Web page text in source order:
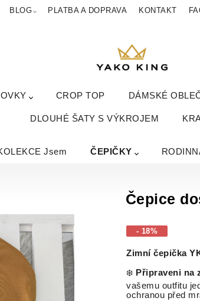
BLOG PLATBA A DOPRAVA KONTAKT
CROP TOP DÁMSKÉ
DLOUHÉ ŠATY S VÝKROJEM
Jsem ČEPIČKY
Čepice
- 18%
Zimní čepička
❄️ Připraveni na
vašemu outfitu
ochranou před